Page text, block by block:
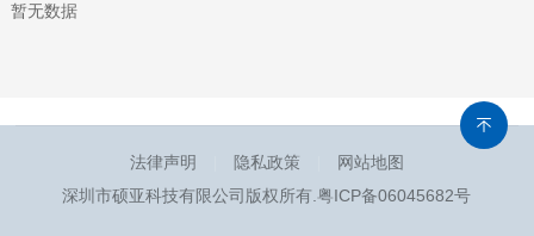
暂无数据
法律声明 隐私政策
网站地图
深圳市硕亚科技有限公司版权所有.粤ICP备06045682号